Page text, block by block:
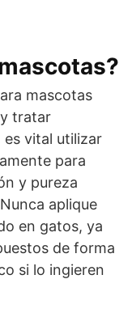
mascotas
tratar
es vital utilizar
para
y pureza
aplique
en gatos, ya
de forma
si lo ingieren